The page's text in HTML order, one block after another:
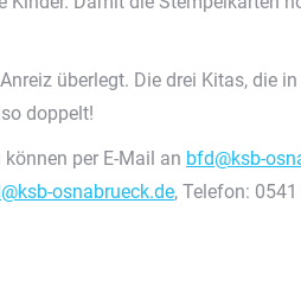
überlegt. Die drei Kitas, die
doppelt!
per E-Mail an bfd@ksb-
osnabrueck.de, Telefon: